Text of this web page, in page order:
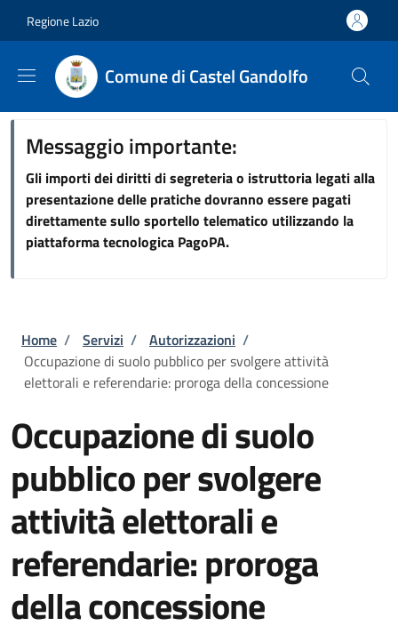
Regione Lazio
Comune di Castel Gandolfo
Messaggio importante:
Gli importi dei diritti di segreteria o istruttoria legati alla
presentazione delle pratiche dovranno essere pagati
direttamente sullo sportello telematico utilizzando la
piattaforma tecnologica PagoPA.
Briciole di pane
Home / Servizi / Autorizzazioni /
Occupazione di suolo pubblico per svolgere attività
elettorali e referendarie: proroga della concessione
Occupazione di suolo
pubblico per svolgere
attività elettorali e
referendarie: proroga
della concessione